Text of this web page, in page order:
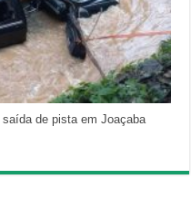
de pista em Joaçaba